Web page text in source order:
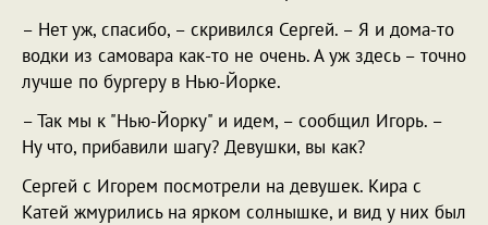
– Нет уж, спасибо, – скривился Сергей. – Я и дома-то
водки из самовара как-то не очень. А уж здесь – точно
лучше по бургеру в Нью-Йорке.
– Так мы к "Нью-Йорку" и идем, – сообщил Игорь. –
Ну что, прибавили шагу? Девушки, вы как?
Сергей с Игорем посмотрели на девушек. Кира с
Катей жмурились на ярком солнышке, и вид у них был